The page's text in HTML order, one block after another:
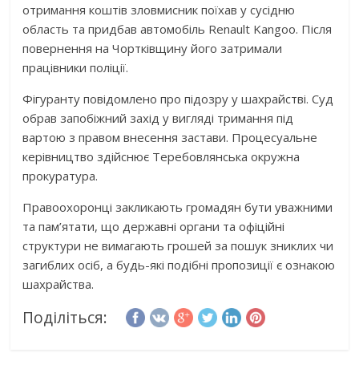
отримання коштів зловмисник поїхав у сусідню
область та придбав автомобіль Renault Kangoo. Після
повернення на Чортківщину його затримали
працівники поліції.
Фігуранту повідомлено про підозру у шахрайстві. Суд
обрав запобіжний захід у вигляді тримання під
вартою з правом внесення застави. Процесуальне
керівництво здійснює Теребовлянська окружна
прокуратура.
Правоохоронці закликають громадян бути уважними
та пам’ятати, що державні органи та офіційні
структури не вимагають грошей за пошук зниклих чи
загиблих осіб, а будь-які подібні пропозиції є ознакою
шахрайства.
Поділіться: